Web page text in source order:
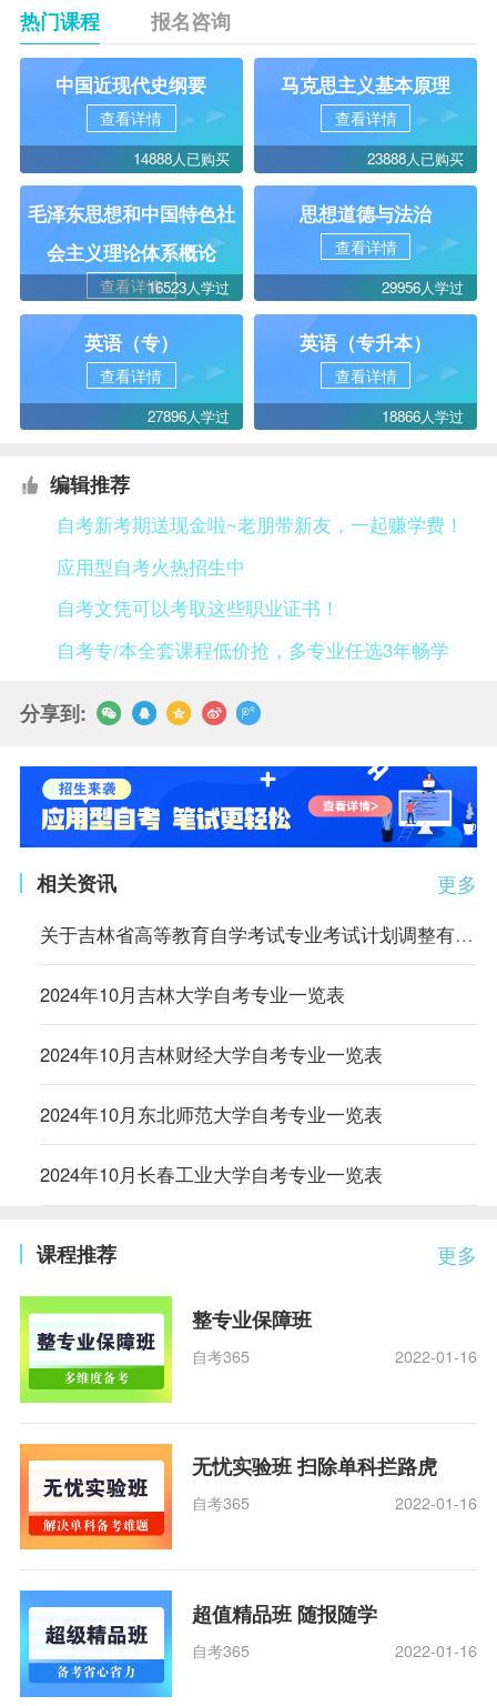
热门课程 报名咨询
中国近现代史纲要
查看详情
14888人已购买
马克思主义基本原理
查看详情
23888人已购买
毛泽东思想和中国特色社
会主义理论体系概论
查看详情16523人学过
思想道德与法治
查看详情
29956人学过
英语（专）
查看详情
27896人学过
英语（专升本）
查看详情
18866人学过
编辑推荐
自考新考期送现金啦~老朋带新友，一起赚学费！
应用型自考火热招生中
自考文凭可以考取这些职业证书！
自考专/本全套课程低价抢，多专业任选3年畅学
分享到:
更多
相关资讯
关于吉林省高等教育自学考试专业考试计划调整有关事项的通知
2024年10月吉林大学自考专业一览表
2024年10月吉林财经大学自考专业一览表
2024年10月东北师范大学自考专业一览表
2024年10月长春工业大学自考专业一览表
更多
课程推荐
整专业保障班
自考365 2022-01-16
无忧实验班 扫除单科拦路虎
自考365 2022-01-16
超值精品班 随报随学
自考365 2022-01-16